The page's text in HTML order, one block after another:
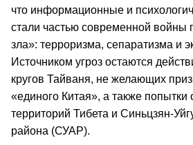
что информационные и
стали частью современной войны
зла»: терроризма, сепаратизма и
Источником угроз остаются
кругов Тайваня, не желающих
«единого Китая», а также попытки
территорий Тибета и Синьцзян-
района (СУАР).